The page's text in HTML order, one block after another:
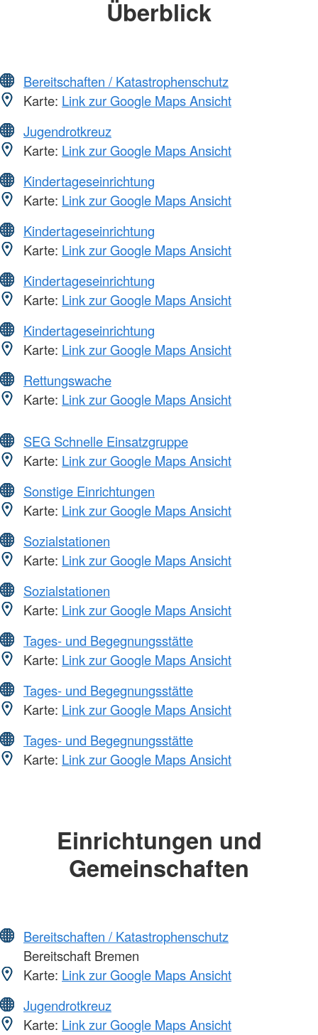
Überblick
Bereitschaften / Katastrophenschutz
Karte: Link zur Google Maps Ansicht
Jugendrotkreuz
Karte: Link zur Google Maps Ansicht
Kindertageseinrichtung
Karte: Link zur Google Maps Ansicht
Kindertageseinrichtung
Karte: Link zur Google Maps Ansicht
Kindertageseinrichtung
Karte: Link zur Google Maps Ansicht
Kindertageseinrichtung
Karte: Link zur Google Maps Ansicht
Rettungswache
Karte: Link zur Google Maps Ansicht
SEG Schnelle Einsatzgruppe
Karte: Link zur Google Maps Ansicht
Sonstige Einrichtungen
Karte: Link zur Google Maps Ansicht
Sozialstationen
Karte: Link zur Google Maps Ansicht
Sozialstationen
Karte: Link zur Google Maps Ansicht
Tages- und Begegnungsstätte
Karte: Link zur Google Maps Ansicht
Tages- und Begegnungsstätte
Karte: Link zur Google Maps Ansicht
Tages- und Begegnungsstätte
Karte: Link zur Google Maps Ansicht
Einrichtungen und
Gemeinschaften
Bereitschaften / Katastrophenschutz
Bereitschaft Bremen
Karte: Link zur Google Maps Ansicht
Jugendrotkreuz
Karte: Link zur Google Maps Ansicht